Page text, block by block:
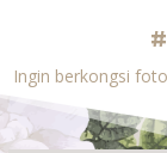
Ingin berkongsi